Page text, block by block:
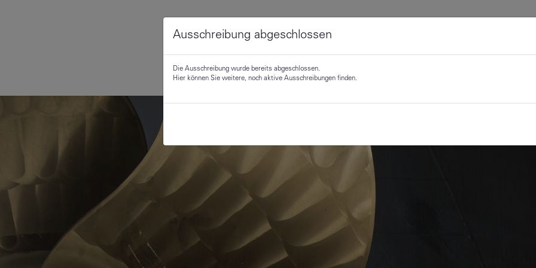
Ausschreibung abgeschlossen
Die Ausschreibung wurde bereits abgeschlossen.
Hier können Sie weitere, noch aktive Ausschreibungen finden.